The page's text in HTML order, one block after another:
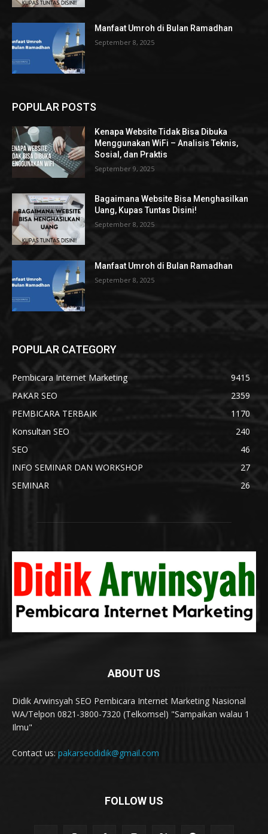
Manfaat Umroh di Bulan Ramadhan
September 8, 2025
POPULAR POSTS
Kenapa Website Tidak Bisa Dibuka
Menggunakan WiFi – Analisis Teknis,
Sosial, dan Praktis
September 9, 2025
Bagaimana Website Bisa Menghasilkan
Uang, Kupas Tuntas Disini!
September 8, 2025
Manfaat Umroh di Bulan Ramadhan
September 8, 2025
POPULAR CATEGORY
Pembicara Internet Marketing
9415
PAKAR SEO
2359
PEMBICARA TERBAIK
1170
Konsultan SEO
240
SEO
46
INFO SEMINAR DAN WORKSHOP
27
SEMINAR
26
ABOUT US
Didik Arwinsyah SEO Pembicara Internet Marketing Nasional
WA/Telpon 0821-3800-7320 (Telkomsel) "Sampaikan walau 1
Ilmu"
Contact us: pakarseodidik@gmail.com
FOLLOW US